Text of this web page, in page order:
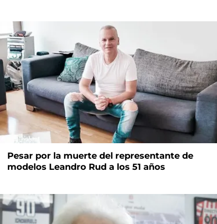
Pesar por la muerte del representante de
modelos Leandro Rud a los 51 años